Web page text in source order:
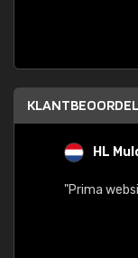
HL
"Prima